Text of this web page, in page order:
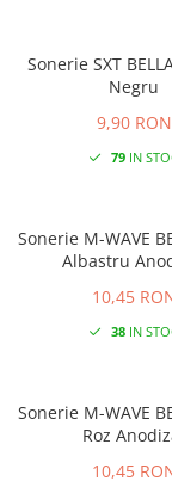
Sonerie SXT BELLA DESIGN
Negru
9,90 RON
79IN
Sonerie M-WAVE
Albastru
10,45
38IN
Sonerie M-WAVE
Roz
10,45